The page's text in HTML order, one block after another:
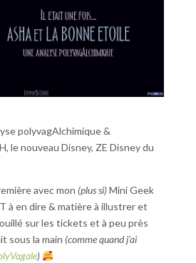
polyvagAlchimique &
le nouveau Disney, ZE Disney du
avec mon (plus si)Mini Geek
à en dire & matière à illustrer et
sur les tickets et à peu près
sous la main (comme quand j’ai
)